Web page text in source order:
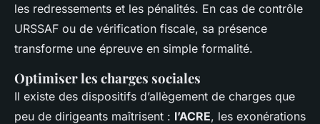
les redressements et les pénalités. En cas de contrôle
URSSAF ou de vérification fiscale, sa présence
transforme une épreuve en simple formalité.
Optimiser les charges sociales
Il existe des dispositifs d’allègement de charges que
peu de dirigeants maîtrisent : l’ACRE, les exonérations